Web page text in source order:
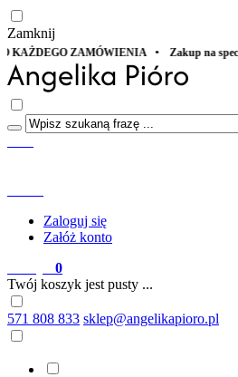
Zamknij
na specjalną okazję? ZAPAKUJ Z MIŁOŚCIĄ
Zaloguj się
Załóż konto
0
Twój koszyk jest pusty ...
571 808 833 sklep@angelikapioro.pl